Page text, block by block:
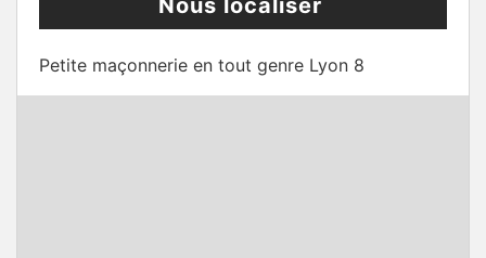
Nous localiser
Petite maçonnerie en tout genre Lyon 8